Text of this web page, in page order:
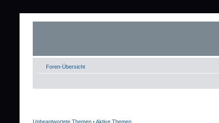
Foren-Übersicht
Unbeantwortete Themen •Aktive Themen